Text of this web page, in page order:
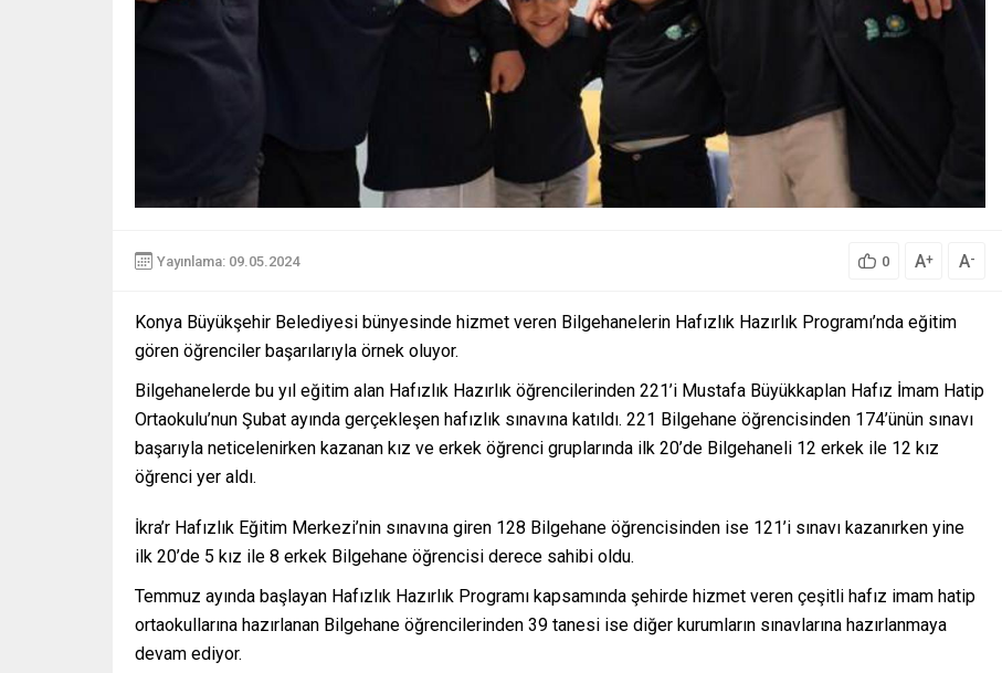
Yayınlama: 09.05.2024 0 A+ A-
Konya Büyükşehir Belediyesi bünyesinde hizmet veren Bilgehanelerin Hafızlık Hazırlık Programı’nda eğitim
gören öğrenciler başarılarıyla örnek oluyor.
Bilgehanelerde bu yıl eğitim alan Hafızlık Hazırlık öğrencilerinden 221’i Mustafa Büyükkaplan Hafız İmam Hatip
Ortaokulu’nun Şubat ayında gerçekleşen hafızlık sınavına katıldı. 221 Bilgehane öğrencisinden 174’ünün sınavı
başarıyla neticelenirken kazanan kız ve erkek öğrenci gruplarında ilk 20’de Bilgehaneli 12 erkek ile 12 kız
öğrenci yer aldı.
İkra’r Hafızlık Eğitim Merkezi’nin sınavına giren 128 Bilgehane öğrencisinden ise 121’i sınavı kazanırken yine
ilk 20’de 5 kız ile 8 erkek Bilgehane öğrencisi derece sahibi oldu.
Temmuz ayında başlayan Hafızlık Hazırlık Programı kapsamında şehirde hizmet veren çeşitli hafız imam hatip
ortaokullarına hazırlanan Bilgehane öğrencilerinden 39 tanesi ise diğer kurumların sınavlarına hazırlanmaya
devam ediyor.